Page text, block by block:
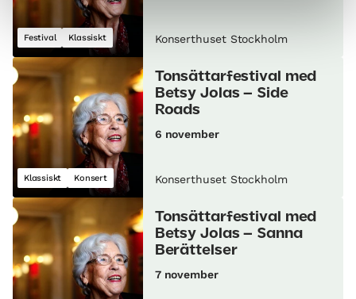
Festival Klassiskt Konserthuset Stockholm
Klassiskt Konsert
Tonsättarfestival med
Betsy Jolas – Side
Roads
6 november
Konserthuset Stockholm
Tonsättarfestival med
Betsy Jolas – Sanna
Berättelser
7 november